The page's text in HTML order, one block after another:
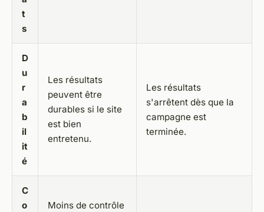
t
s
D
u
r
a
b
il
it
é
Les résultats
peuvent être
durables si le site
est bien
entretenu.
Les résultats
s'arrêtent dès que la
campagne est
terminée.
C
o
Moins de contrôle